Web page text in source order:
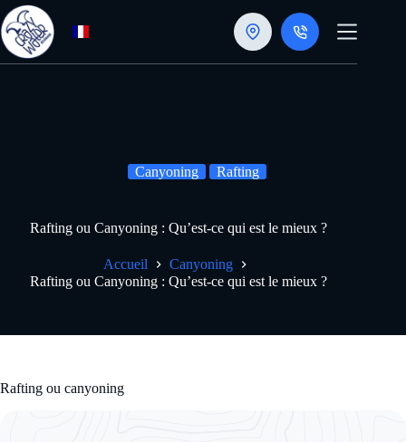
Passer
au
contenu
Canyoning Rafting
Rafting ou Canyoning : Qu’est-ce qui est le mieux ?
Accueil
Canyoning
Rafting ou Canyoning : Qu’est-ce qui est le mieux ?
Rafting ou canyoning